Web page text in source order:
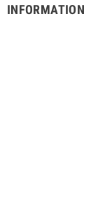
INFORMATION